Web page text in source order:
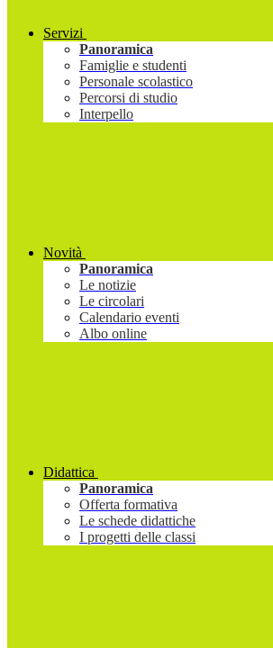
Servizi
Panoramica
Famiglie e studenti
Personale scolastico
Percorsi di studio
Interpello
Novità
Panoramica
Le notizie
Le circolari
Calendario eventi
Albo online
Didattica
Panoramica
Offerta formativa
Le schede didattiche
I progetti delle classi